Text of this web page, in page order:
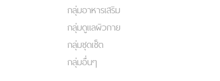
กลุ่มอาหารเสริม
กลุ่มดูแลผิวกาย
กลุ่มชุดเซ็ต
กลุ่มอื่นๆ